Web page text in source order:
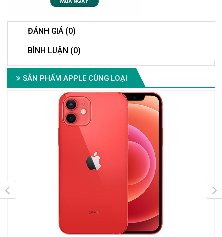
ĐÁNH GIÁ (0)
BÌNH LUẬN (0)
SẢN PHẨM APPLE CÙNG LOẠI